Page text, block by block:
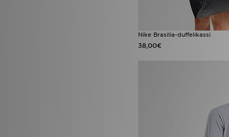
Nike Brasilia-duffelikassi
38,00€